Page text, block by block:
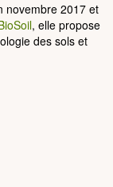
novembre 2017 et
, elle propose
des sols et